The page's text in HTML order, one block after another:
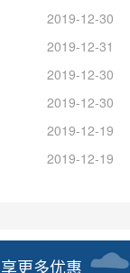
2019-12-30
2019-12-31
2019-12-30
2019-12-30
2019-12-19
2019-12-19
更多优惠